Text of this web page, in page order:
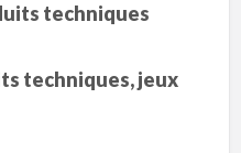
techniques
techniques, jeux